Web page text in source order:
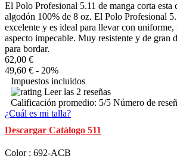
El Polo Profesional 5.11 de manga corta esta
algodón 100% de 8 oz. El Polo Profesional
excelente y es ideal para llevar con
aspecto impecable. Muy resistente y de gran
para bordar.
62,00 €
49,60 € - 20%
Impuestos incluidos
Leer las 2 reseñas
Calificación promedio: 5/5 Número de
¿Cuál es mi talla?
Descargar Catálogo 511
Color : 692-ACB